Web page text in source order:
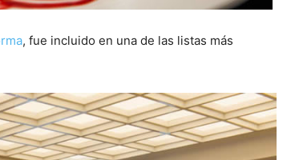
, fue incluido en una de las listas más